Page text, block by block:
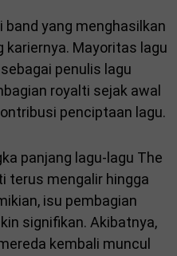
band yang menghasilkan
kariernya. Mayoritas lagu
penulis lagu
royalti sejak awal
penciptaan lagu.
panjang lagu-lagu The
terus mengalir hingga
isu pembagian
signifikan. Akibatnya,
kembali muncul